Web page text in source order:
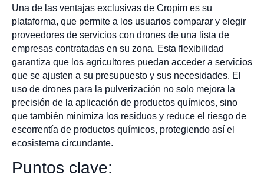
Una de las ventajas exclusivas de Cropim es su
plataforma, que permite a los usuarios comparar y elegir
proveedores de servicios con drones de una lista de
empresas contratadas en su zona. Esta flexibilidad
garantiza que los agricultores puedan acceder a servicios
que se ajusten a su presupuesto y sus necesidades. El
uso de drones para la pulverización no solo mejora la
precisión de la aplicación de productos químicos, sino
que también minimiza los residuos y reduce el riesgo de
escorrentía de productos químicos, protegiendo así el
ecosistema circundante.
Puntos clave: